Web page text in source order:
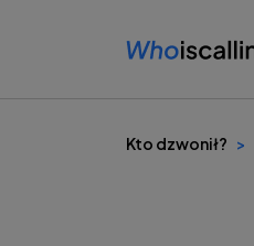
Kto dzwonił?